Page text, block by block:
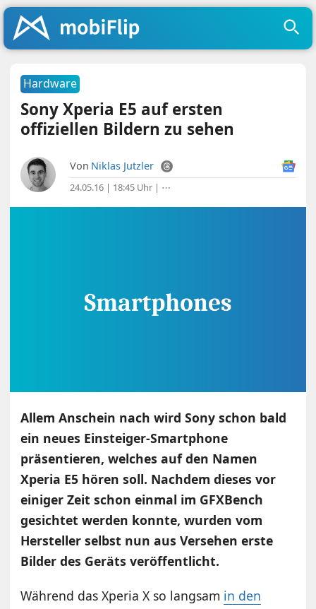
Hardware
Sony Xperia E5 auf ersten
offiziellen Bildern zu sehen
Von Niklas Jutzler
24.05.16 | 18:45 Uhr | ⋯
Allem Anschein nach wird Sony schon bald
ein neues Einsteiger-Smartphone
präsentieren, welches auf den Namen
Xperia E5 hören soll. Nachdem dieses vor
einiger Zeit schon einmal im GFXBench
gesichtet werden konnte, wurden vom
Hersteller selbst nun aus Versehen erste
Bilder des Geräts veröffentlicht.
Während das Xperia X so langsam in den